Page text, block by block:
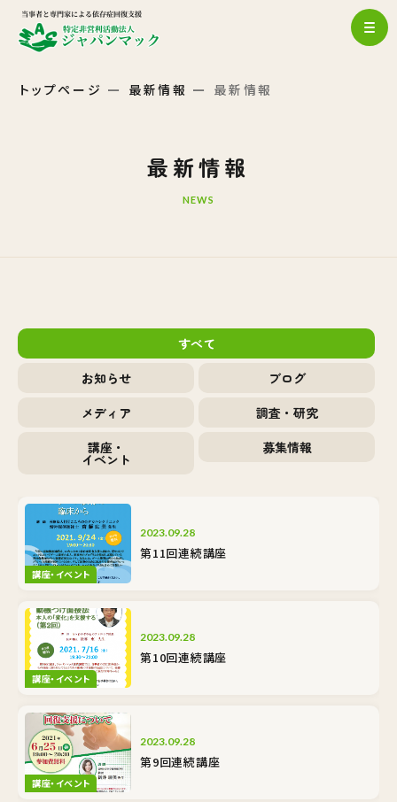
トップページ 最新情報 最新情報
最新情報
NEWS
すべて
お知らせ
ブログ
メディア
調査・研究
講座・
イベント
募集情報
講座・イベント
2023.09.28
第11回連続講座
講座・イベント
2023.09.28
第10回連続講座
講座・イベント
2023.09.28
第9回連続講座